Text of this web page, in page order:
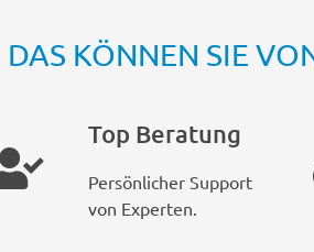
DAS KÖNNEN SIE
Top Beratung
Persönlicher Support
von Experten.